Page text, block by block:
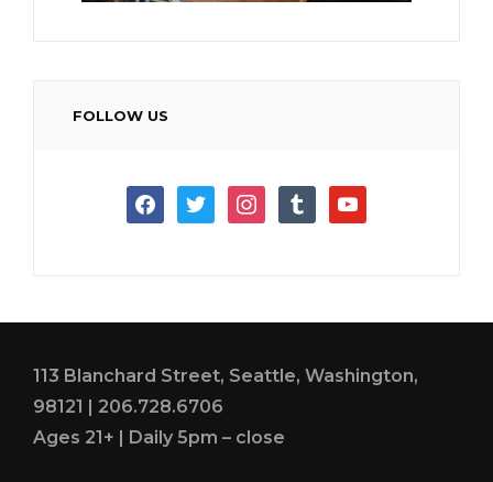
FOLLOW US
facebooktwitter instagramtumblryoutube
113 Blanchard Street, Seattle, Washington,
98121 | 206.728.6706
Ages 21+ | Daily 5pm – close